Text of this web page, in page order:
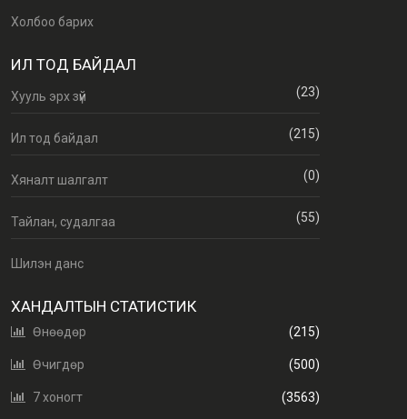
Холбоо барих
ИЛ ТОД БАЙДАЛ
Хууль эрх зүй (23)
Ил тод байдал (215)
Хяналт шалгалт (0)
Тайлан, судалгаа (55)
Шилэн данс
ХАНДАЛТЫН СТАТИСТИК
Өнөөдөр (215)
Өчигдөр (500)
7 хоногт (3563)